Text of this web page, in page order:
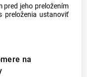
pred jeho preložením
preloženia ustanoviť
na